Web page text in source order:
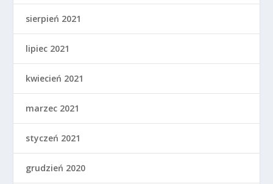
sierpień 2021
lipiec 2021
kwiecień 2021
marzec 2021
styczeń 2021
grudzień 2020